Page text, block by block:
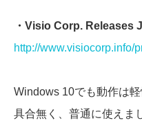
・Visio Corp. Releases
http://www.visiocorp.info/
Windows 10でも動作は
具合無く、普通に使えま